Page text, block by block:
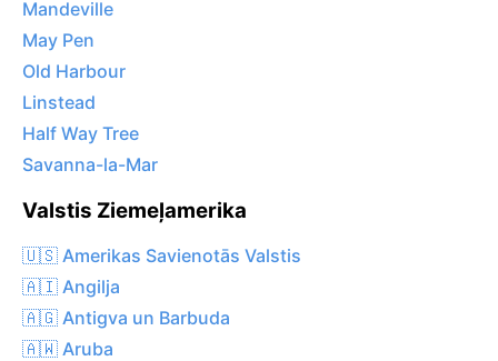
Mandeville
May Pen
Old Harbour
Linstead
Half Way Tree
Savanna-la-Mar
Valstis Ziemeļamerika
🇺🇸 Amerikas Savienotās Valstis
🇦🇮 Angilja
🇦🇬 Antigva un Barbuda
🇦🇼 Aruba